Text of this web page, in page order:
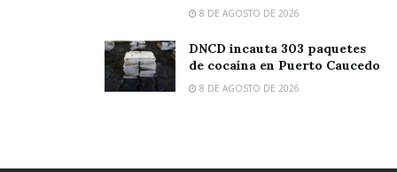
8 DE AGOSTO DE 2026
DNCD incauta 303 paquetes
de cocaína en Puerto Caucedo
8 DE AGOSTO DE 2026